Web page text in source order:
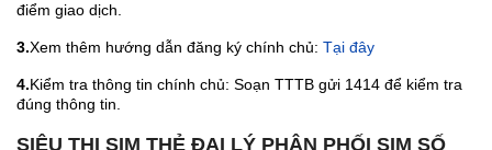
điểm giao dịch.
3.Xem thêm hướng dẫn đăng ký chính chủ: Tại đây
4.Kiểm tra thông tin chính chủ: Soạn TTTB gửi 1414 để kiểm tra
đúng thông tin.
SIÊU THỊ SIM THẺ ĐẠI LÝ PHÂN PHỐI SIM SỐ